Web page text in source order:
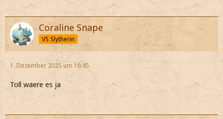
Coraline Snape
VS Slytherin
1. Dezember 2025 um 16:45
Toll waere es ja